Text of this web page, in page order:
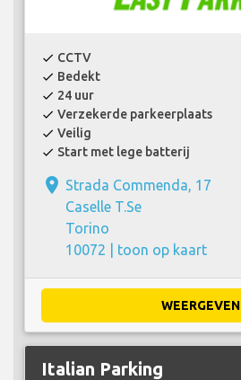
check CCTV
check Bedekt
check 24 uur
check Verzekerde parkeerplaats
check Veilig
check Start met lege batterij
place Strada Commenda, 17
Caselle T.Se
Torino
10072 | toon op kaart
WEERGEVEN
Italian Parking